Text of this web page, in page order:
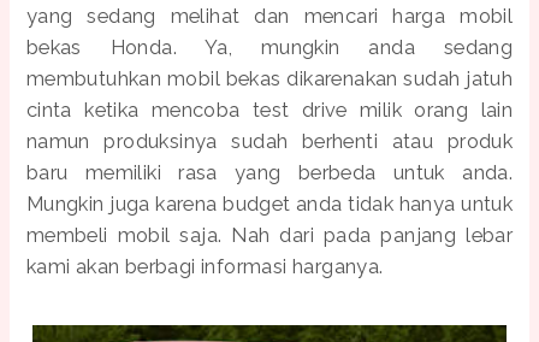
yang sedang melihat dan mencari harga mobil
bekas Honda. Ya, mungkin anda sedang
membutuhkan mobil bekas dikarenakan sudah jatuh
cinta ketika mencoba test drive milik orang lain
namun produksinya sudah berhenti atau produk
baru memiliki rasa yang berbeda untuk anda.
Mungkin juga karena budget anda tidak hanya untuk
membeli mobil saja. Nah dari pada panjang lebar
kami akan berbagi informasi harganya.